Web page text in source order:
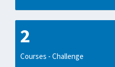
2
Courses - Challenge